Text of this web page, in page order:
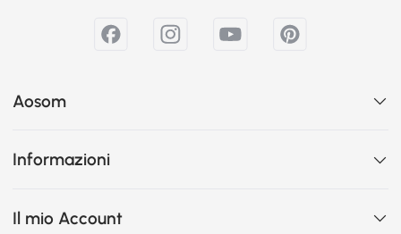
Aosom
Informazioni
Il mio Account